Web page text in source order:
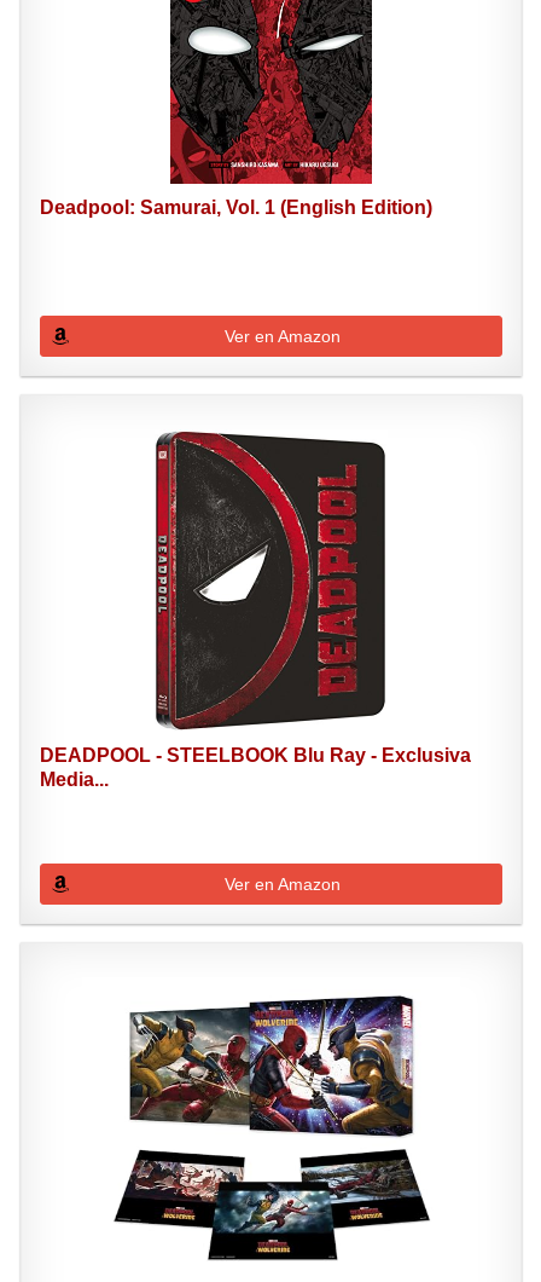
Deadpool: Samurai, Vol. 1 (English Edition)
Ver en Amazon
DEADPOOL - STEELBOOK Blu Ray - Exclusiva
Media...
Ver en Amazon